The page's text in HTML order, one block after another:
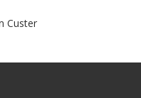
Custer